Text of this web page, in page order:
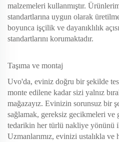
malzemeleri kullanmıştır.
standartlarına uygun olarak
boyunca işçilik ve dayanıklılık
standartlarını korumaktadır.
Taşıma ve montaj
Uvo'da, eviniz doğru bir şekilde
monte edilene kadar sizi yalnız
mağazayız. Evinizin sorunsuz bir
sağlamak, gereksiz gecikmeleri
tedarikin her türlü nakliye yönünü
Uzmanlarımız, evinizi ustalıkla ve